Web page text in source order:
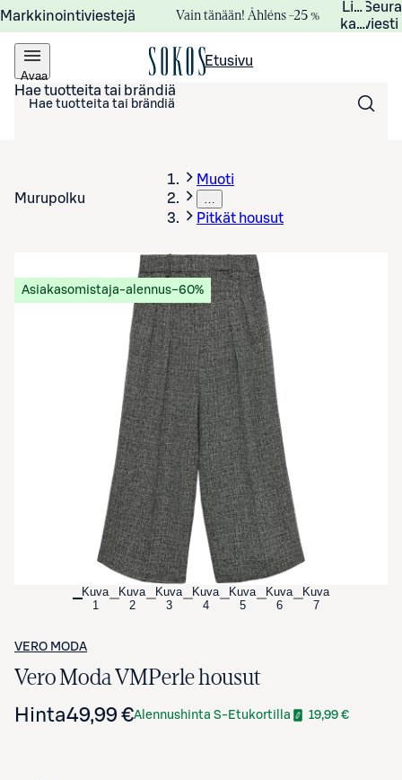
Markkinointiviestejä Vain tänään! Åhléns –25 %
viesti
Avaa
valikko
Etusivu
Hae tuotteita tai brändiä
Murupolku
Muoti
…
Pitkät housut
Avaa tuotekuva suurennettuna
Asiakasomistaja-alennus−60%
Kuva
1
Kuva
2
Kuva
3
Kuva
4
Kuva
5
Kuva
6
Kuva
7
VERO MODA
Vero Moda VMPerle housut
Hinta49,99 €Alennushinta S-Etukortilla 19,99 €